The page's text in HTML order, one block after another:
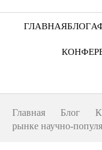
ГЛАВНАЯБЛОГ
Ниша
Главная Блог
рынке научно-